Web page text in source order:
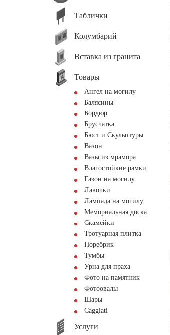
Таблички
Колумбарий
Вставка из гранита
Товары
Ангел на могилу
Балясины
Бордюр
Брусчатка
Бюст и Скульптуры
Вазон
Вазы из мрамора
Влагостойкие рамки
Газон на могилу
Лавочки
Лампада на могилу
Мемориальная доска
Скамейки
Тротуарная плитка
Поребрик
Тумбы
Урна для праха
Фото на памятник
Фотоовалы
Шары
Сaggiati
Услуги